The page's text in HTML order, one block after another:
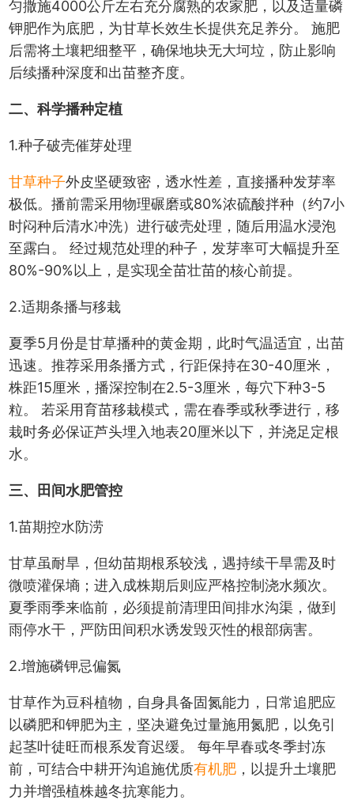
匀撒施4000公斤左右充分腐熟的农家肥，以及适量磷
钾肥作为底肥，为甘草长效生长提供充足养分。 施肥
后需将土壤耙细整平，确保地块无大坷垃，防止影响
后续播种深度和出苗整齐度。
二、科学播种定植
1.种子破壳催芽处理
甘草种子外皮坚硬致密，透水性差，直接播种发芽率
极低。播前需采用物理碾磨或80%浓硫酸拌种（约7小
时闷种后清水冲洗）进行破壳处理，随后用温水浸泡
至露白。 经过规范处理的种子，发芽率可大幅提升至
80%-90%以上，是实现全苗壮苗的核心前提。
2.适期条播与移栽
夏季5月份是甘草播种的黄金期，此时气温适宜，出苗
迅速。推荐采用条播方式，行距保持在30-40厘米，
株距15厘米，播深控制在2.5-3厘米，每穴下种3-5
粒。 若采用育苗移栽模式，需在春季或秋季进行，移
栽时务必保证芦头埋入地表20厘米以下，并浇足定根
水。
三、田间水肥管控
1.苗期控水防涝
甘草虽耐旱，但幼苗期根系较浅，遇持续干旱需及时
微喷灌保墒；进入成株期后则应严格控制浇水频次。
夏季雨季来临前，必须提前清理田间排水沟渠，做到
雨停水干，严防田间积水诱发毁灭性的根部病害。
2.增施磷钾忌偏氮
甘草作为豆科植物，自身具备固氮能力，日常追肥应
以磷肥和钾肥为主，坚决避免过量施用氮肥，以免引
起茎叶徒旺而根系发育迟缓。 每年早春或冬季封冻
前，可结合中耕开沟追施优质有机肥 ，以提升土壤肥
力并增强植株越冬抗寒能力。